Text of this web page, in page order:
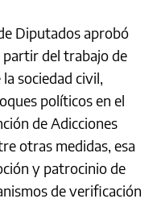
Diputados aprobó
partir del trabajo de
sociedad civil,
políticos en el
de Adicciones
otras medidas, esa
y patrocinio de
de verificación